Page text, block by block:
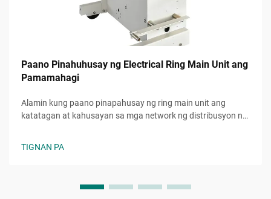
Paano Pinahuhusay ng Electrical Ring Main Unit ang
Pamamahagi
Alamin kung paano pinapahusay ng ring main unit ang
katatagan at kahusayan sa mga network ng distribusyon ng
TIGNAN PA